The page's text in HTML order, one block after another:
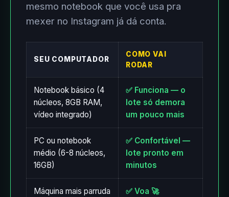
mesmo notebook que você usa pra
mexer no Instagram já dá conta.
SEU COMPUTADOR
COMO VAI
RODAR
Notebook básico (4
núcleos, 8GB RAM,
vídeo integrado)
✅ Funciona — o
lote só demora
um pouco mais
PC ou notebook
médio (6-8 núcleos,
16GB)
✅ Confortável —
lote pronto em
minutos
Máquina mais parruda ✅ Voa 🚀